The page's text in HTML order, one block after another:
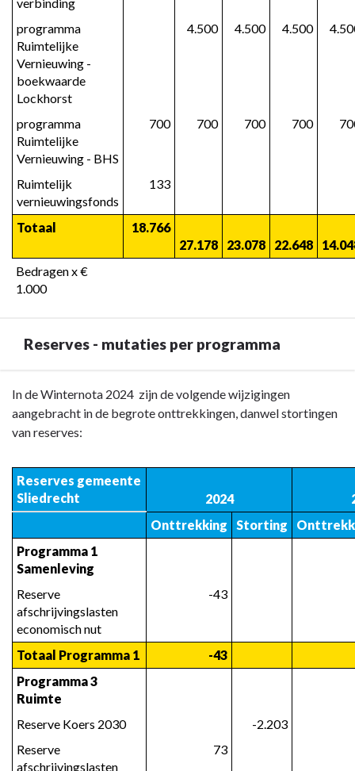
programma
Ruimtelijke
Vernieuwing -
boekwaarde
Lockhorst
4.500 4.500 4.500
programma
Ruimtelijke
Vernieuwing - BHS
700 700 700 700
Ruimtelijk
vernieuwingsfonds
133
Totaal
18.766
27.178
23.078 22.648
Bedragen x €
1.000
Reserves - mutaties per programma
Terug
naar
navigatie
Financieel
Reserves
mutaties
In de Winternota 2024 zijn de volgende wijzigingen
aangebracht in de begrote onttrekkingen, danwel stortingen
van reserves:
Reserves gemeente
Sliedrecht
2024
Onttrekking
Storting
Programma 1
Samenleving
Reserve
afschrijvingslasten
economisch nut
-43
Totaal Programma 1
-43
Programma 3
Ruimte
Reserve Koers 2030
-2.203
Reserve
afschrijvingslasten
73